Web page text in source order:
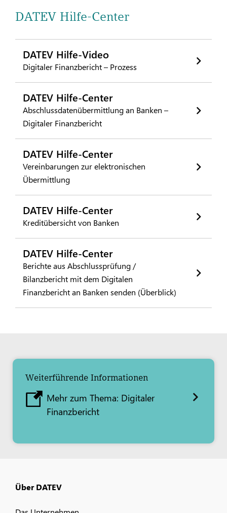
DATEV Hilfe-Center
DATEV Hilfe-Video
Digitaler Finanzbericht – Prozess
DATEV Hilfe-Center
Abschlussdatenübermittlung an Banken –
Digitaler Finanzbericht
DATEV Hilfe-Center
Vereinbarungen zur elektronischen
Übermittlung
DATEV Hilfe-Center
Kreditübersicht von Banken
DATEV Hilfe-Center
Berichte aus Abschlussprüfung /
Bilanzbericht mit dem Digitalen
Finanzbericht an Banken senden (Überblick)
Weiterführende Informationen
Mehr zum Thema: Digitaler
Finanzbericht
Über DATEV